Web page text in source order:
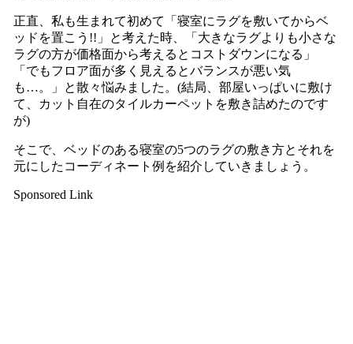
正直、私も生まれて初めて「寝室にラグを敷いてからベ
ッドを置こう!!」と考えた時、「大きなラグよりも小さな
ラグの方が価格面から考えるとコストダウンになる」
「でもフロア面が多く見えるとバランスが悪い気
も…。」と散々悩みました。(結局、部屋いっぱいに敷け
て、カット自在のタイルカーペットを敷き詰めたのです
が)
そこで、ベッドのある寝室の5つのラグの敷き方とそれを
元にしたコーディネート例を紹介していきましょう。
Sponsored Link